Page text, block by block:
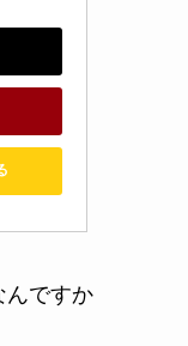
んですか